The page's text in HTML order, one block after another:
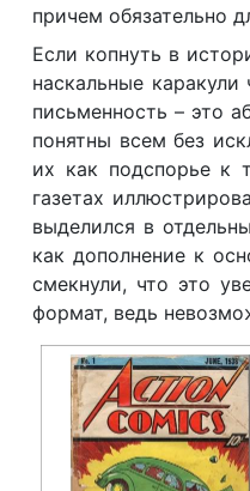
причем обязательно
Если копнуть в
наскальные
письменность – это
понятны всем без
их как подспорье к
газетах
выделился в
как дополнение к
смекнули, что это
формат, ведь